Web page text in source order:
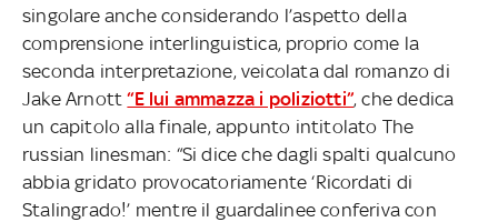
singolare anche considerando l’aspetto della
comprensione interlinguistica, proprio come la
seconda interpretazione, veicolata dal romanzo di
Jake Arnott“E lui ammazza i poliziotti”, che dedica
un capitolo alla finale, appunto intitolato The
russian linesman: “Si dice che dagli spalti qualcuno
abbia gridato provocatoriamente ‘Ricordati di
Stalingrado!’ mentre il guardalinee conferiva con